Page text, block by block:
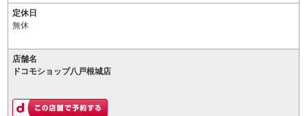
定休日
無休
店舗名
ドコモショップ八戸根城店